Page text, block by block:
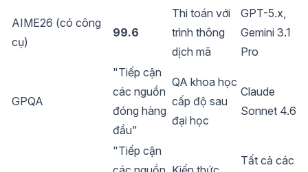
AIME26 (có công
cụ)
99.6
Thi toán với
trình thông
dịch mã
GPT-5.x,
Gemini 3.1
Pro
GPQA
"Tiếp cận
các nguồn
đóng hàng
đầu"
QA khoa học
cấp độ sau
đại học
Claude
Sonnet 4.6
"Tiếp cận
Tất cả các